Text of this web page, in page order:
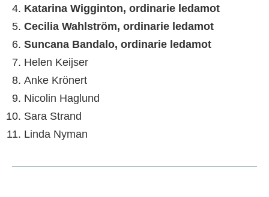
Katarina Wigginton, ordinarie ledamot
Cecilia Wahlström, ordinarie ledamot
Suncana Bandalo, ordinarie ledamot
Helen Keijser
Anke Krönert
Nicolin Haglund
Sara Strand
Linda Nyman